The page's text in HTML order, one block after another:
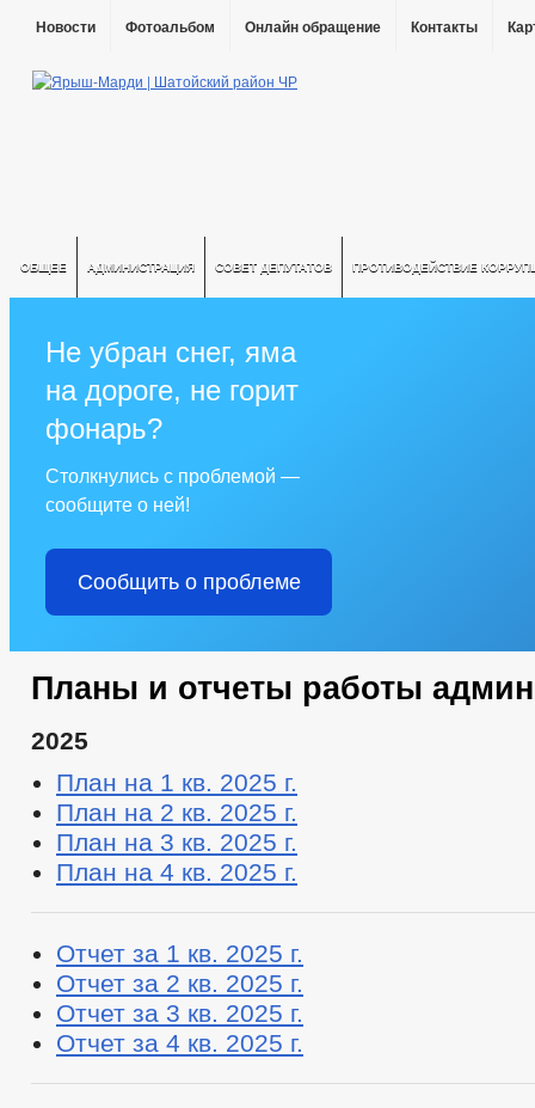
Новости Фотоальбом Онлайн обращение Контакты
ОБЩЕЕ АДМИНИСТРАЦИЯ СОВЕТ ДЕПУТАТОВ ПРОТИВОДЕЙСТВИЕ
Не убран снег, яма
на дороге, не горит
фонарь?
Столкнулись с проблемой —
сообщите о ней!
Сообщить о проблеме
Планы и отчеты работы
2025
План на 1 кв. 2025 г.
План на 2 кв. 2025 г.
План на 3 кв. 2025 г.
План на 4 кв. 2025 г.
Отчет за 1 кв. 2025 г.
Отчет за 2 кв. 2025 г.
Отчет за 3 кв. 2025 г.
Отчет за 4 кв. 2025 г.